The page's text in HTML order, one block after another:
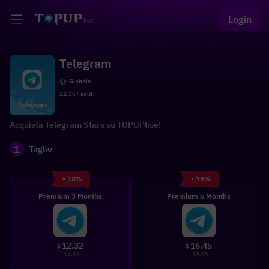
Login
Telegram
Globale
22.3k+ sold
Acquista Telegram Stars su TOPUPlive!
1 Taglio
- 18%
Premium 3 Months
$ 12.32
14.99
- 18%
Premium 6 Months
$ 16.45
19.99